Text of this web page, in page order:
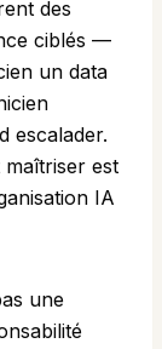
des
ciblés —
un data
escalader.
est
IA
une